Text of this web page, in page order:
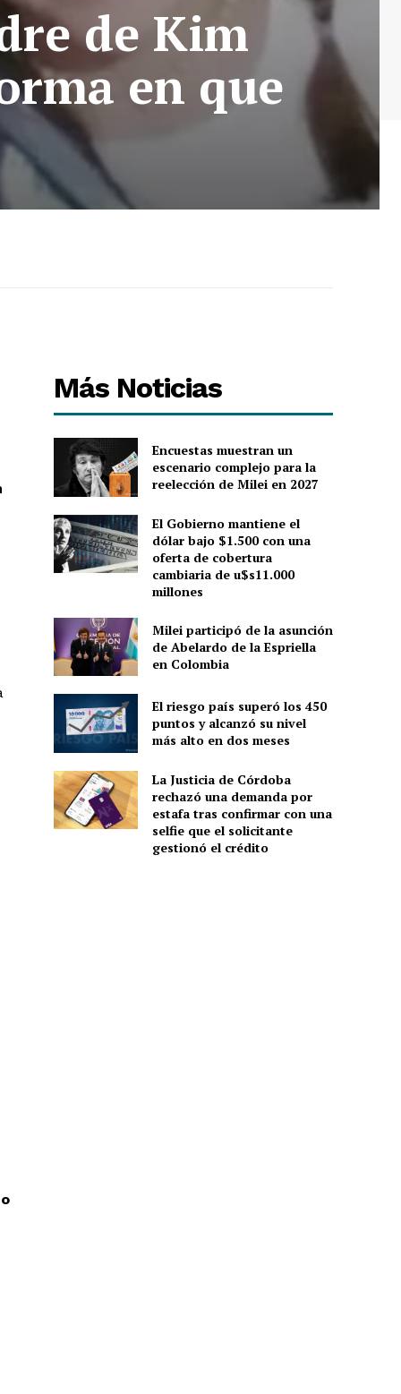
de Kim
en que
Más Noticias
Encuestas muestran un
escenario complejo para la
reelección de Milei en 2027
El Gobierno mantiene el
dólar bajo $1.500 con una
oferta de cobertura
cambiaria de u$s11.000
millones
Milei participó de la asunción
de Abelardo de la Espriella
en Colombia
El riesgo país superó los 450
puntos y alcanzó su nivel
más alto en dos meses
La Justicia de Córdoba
rechazó una demanda por
estafa tras confirmar con una
selfie que el solicitante
gestionó el crédito